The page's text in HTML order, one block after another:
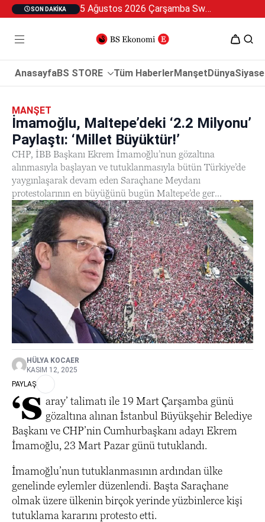
SON DAKIKA 5 Ağustos 2026 Çarşamba Swan Özel 2
AnasayfaBS STORE Tüm HaberlerManşetDünya
MANŞET
İmamoğlu, Maltepe’deki ‘2.2 Milyonu’
Paylaştı: ‘Millet Büyüktür!’
CHP, İBB Başkanı Ekrem İmamoğlu’nun gözaltına
alınmasıyla başlayan ve tutuklanmasıyla bütün Türkiye’de
yaygınlaşarak devam eden Saraçhane Meydanı
protestolarının en büyüğünü bugün Maltepe’de ger...
HÜLYA KOCAER
KASIM 12, 2025
PAYLAŞ
‘S aray’ talimatı ile 19 Mart Çarşamba günü
gözaltına alınan İstanbul Büyükşehir Belediye
Başkanı ve CHP’nin Cumhurbaşkanı adayı Ekrem
İmamoğlu, 23 Mart Pazar günü tutuklandı.
İmamoğlu’nun tutuklanmasının ardından ülke
genelinde eylemler düzenlendi. Başta Saraçhane
olmak üzere ülkenin birçok yerinde yüzbinlerce kişi
tutuklama kararını protesto etti.